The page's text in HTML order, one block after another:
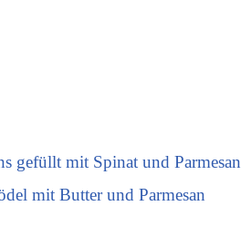
gefüllt mit Spinat und Parmesan
mit Butter und Parmesan